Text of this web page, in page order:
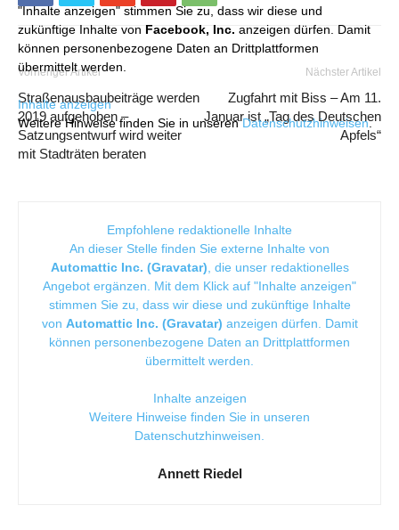
"Inhalte anzeigen" stimmen Sie zu, dass wir diese und
zukünftige Inhalte von Facebook, Inc. anzeigen dürfen. Damit
können personenbezogene Daten an Drittplattformen
übermittelt werden.
Inhalte anzeigen
Weitere Hinweise finden Sie in unserenDatenschutzhinweisen.
Vorheriger Artikel
Straßenausbaubeiträge werden
2019 aufgehoben –
Satzungsentwurf wird weiter
mit Stadträten beraten
Nächster Artikel
Zugfahrt mit Biss – Am 11.
Januar ist „Tag des Deutschen
Apfels“
Empfohlene redaktionelle Inhalte
An dieser Stelle finden Sie externe Inhalte von
Automattic Inc. (Gravatar) , die unser redaktionelles
Angebot ergänzen. Mit dem Klick auf "Inhalte anzeigen"
stimmen Sie zu, dass wir diese und zukünftige Inhalte
von Automattic Inc. (Gravatar) anzeigen dürfen. Damit
können personenbezogene Daten an Drittplattformen
übermittelt werden.
Inhalte anzeigen
Weitere Hinweise finden Sie in unseren
Datenschutzhinweisen
Annett Riedel